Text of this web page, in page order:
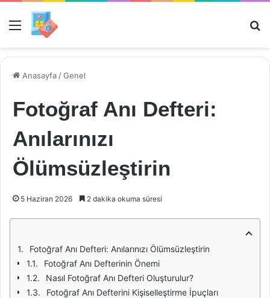
Menü
Anasayfa /Genel
Fotoğraf Anı Defteri:
Anılarınızı
Ölümsüzleştirin
5 Haziran 2026 2 dakika okuma süresi
Fotoğraf Anı Defteri: Anılarınızı Ölümsüzleştirin
Fotoğraf Anı Defterinin Önemi
Nasıl Fotoğraf Anı Defteri Oluşturulur?
Fotoğraf Anı Defterini Kişiselleştirme İpuçları